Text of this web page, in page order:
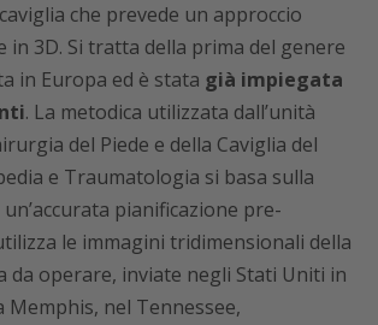
che prevede un approccio
in 3D. Si tratta della prima del genere
in Europa ed è stata già impiegata
. La metodica utilizzata dall’unità
del Piede e della Caviglia del
e Traumatologia si basa sulla
pianificazione pre-
le immagini tridimensionali della
da operare, inviate negli Stati Uniti in
nel Tennessee,